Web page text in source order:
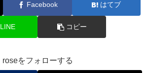
Facebook はてブ
LINE コピー
roseをフォローする